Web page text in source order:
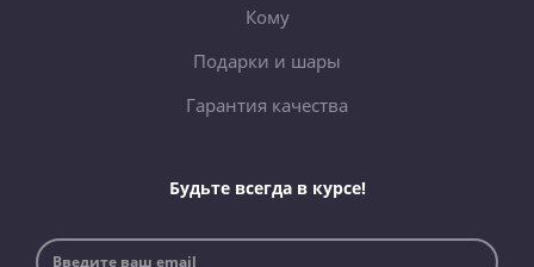
Кому
Подарки и шары
Гарантия качества
Будьте всегда в курсе!